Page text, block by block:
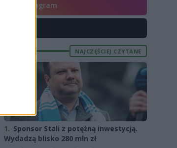
Instagram
NAJCZĘŚCIEJ CZYTANE
1. Sponsor Stali z potężną inwestycją.
Wydadzą blisko 280 mln zł